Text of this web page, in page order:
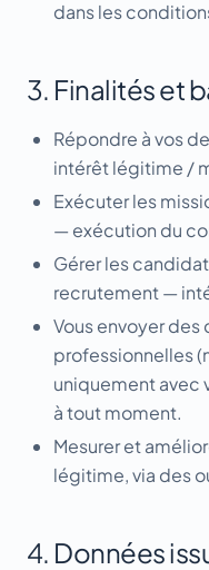
dans les
3. Finalités et
Répondre à vos
intérêt légitime /
Exécuter les
— exécution du
Gérer les
recrutement —
Vous envoyer
professionnelles
uniquement avec
à tout moment.
Mesurer et
légitime, via des
4. Données